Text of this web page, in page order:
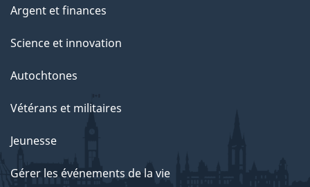
Argent et finances
Science et innovation
Autochtones
Vétérans et militaires
Jeunesse
Gérer les événements de la vie